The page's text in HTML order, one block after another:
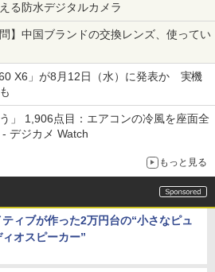
る防水デジタルカメラ
】中国ブランドの交換レンズ、使ってい
X6」が8月12日（水）に発表か 実機
」 1,906点目：エアコンの冷風を座面全
デジカメ Watch
もっと見る
ィブが作った2万円台の“小さなピュ
オスピーカー”